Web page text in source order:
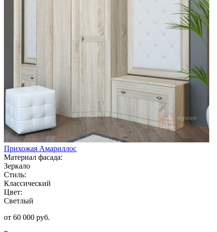
Прихожая Амариллос
Материал фасада:
Зеркало
Стиль:
Классический
Цвет:
Светлый
от 60 000 руб.